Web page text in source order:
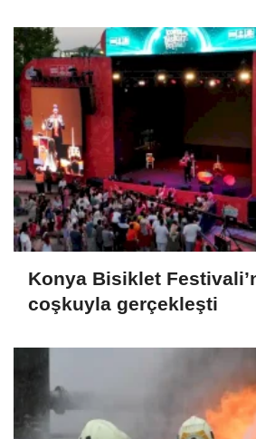
Konya Bisiklet
coşkuyla gerçekleşti